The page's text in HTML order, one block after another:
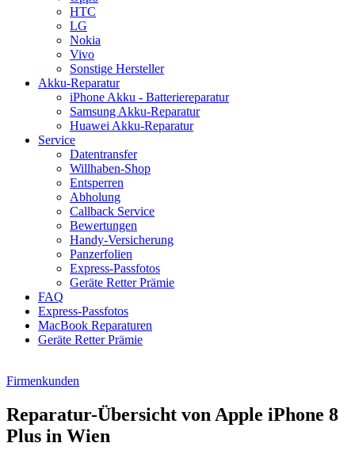
HTC
LG
Nokia
Vivo
Sonstige Hersteller
Akku-Reparatur
iPhone Akku - Batteriereparatur
Samsung Akku-Reparatur
Huawei Akku-Reparatur
Service
Datentransfer
Willhaben-Shop
Entsperren
Abholung
Callback Service
Bewertungen
Handy-Versicherung
Panzerfolien
Express-Passfotos
Geräte Retter Prämie
FAQ
Express-Passfotos
MacBook Reparaturen
Geräte Retter Prämie
Firmenkunden
Reparatur-Übersicht von Apple iPhone 8
Plus in Wien